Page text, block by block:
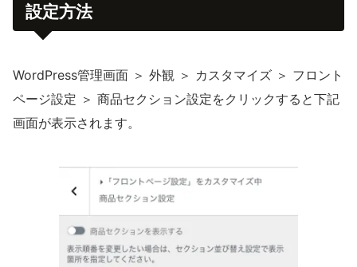
設定方法
WordPress管理画面 ＞ 外観 ＞ カスタマイズ ＞ フロント
ページ設定 ＞ 商品セクション設定をクリックすると下記
画面が表示されます。